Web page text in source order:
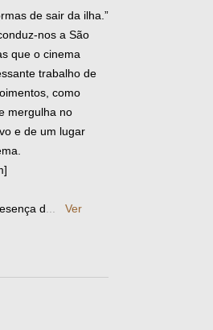
de sair da ilha.”
nos a São
que o cinema
trabalho de
como
mergulha no
e de um lugar
d
Ver